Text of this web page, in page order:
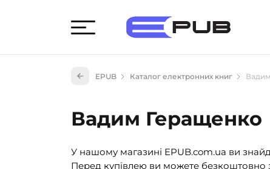
(527)
EPUB Каталог електронних книг
Вадим Геращенко
У нашому магазині EPUB.com.ua ви
Перед купівлею ви можете безкоштовно